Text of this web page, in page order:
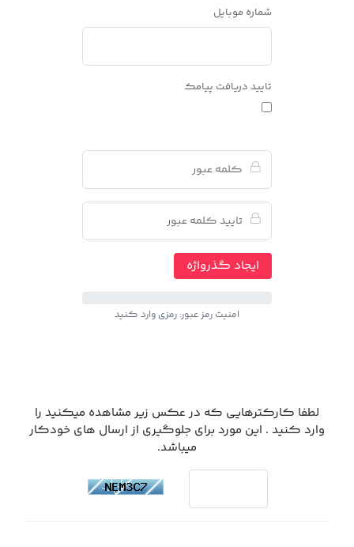
شماره موبایل
تایید دریافت پیامک
ایجاد گذرواژه
امنیت رمز عبور: رمزی وارد کنید
لطفا کارکترهایی که در عکس زیر مشاهده میکنید را
وارد کنید . این مورد برای جلوگیری از ارسال های خودکار
میباشد.